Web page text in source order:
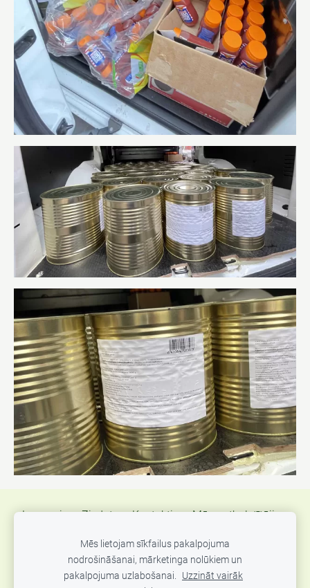
Jaunumi Ziedot Kontakti
Mūsu atbalstītāji
Atsauksmes
Atbalsts Ukrainas kara bēgļiem
Sīkdatnes
Mēs lietojam sīkfailus pakalpojuma
nodrošināšanai, mārketinga nolūkiem un
pakalpojuma uzlabošanai. Uzzināt vairāk